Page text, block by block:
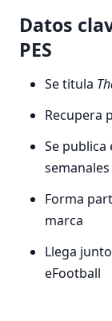
Datos
PES
Se titula
Recupera
Se
semanales
Forma
marca
Llega
eFootball